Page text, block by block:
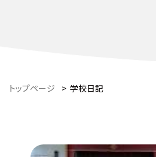
トップページ > 学校日記